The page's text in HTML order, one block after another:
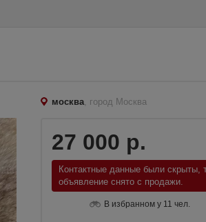
москва, город Москва
27 000 р.
Контактные данные были скрыты,
объявление снято с продажи.
В избранном у 11 чел.